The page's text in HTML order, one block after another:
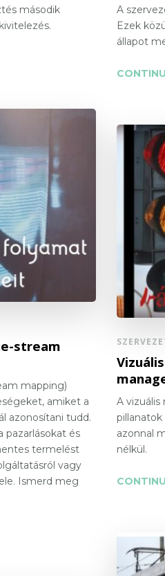
második
A
Ezek
állapot
stream
mapping)
amiket a
azonosítani tudd.
pazarlásokat és
termelést
vagy
Ismerd meg
A
azonnal
nélkül.